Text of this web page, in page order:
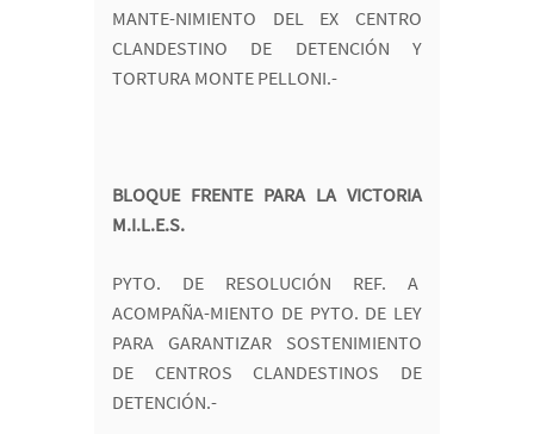
MANTE-NIMIENTO DEL EX CENTRO
CLANDESTINO DE DETENCIÓN Y
TORTURA MONTE PELLONI.-
BLOQUE FRENTE PARA LA VICTORIA
M.I.L.E.S.
PYTO. DE RESOLUCIÓN REF. A
ACOMPAÑA-MIENTO DE PYTO. DE LEY
PARA GARANTIZAR SOSTENIMIENTO
DE CENTROS CLANDESTINOS DE
DETENCIÓN.-